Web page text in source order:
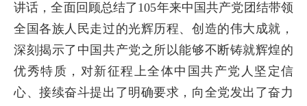
讲话，全面回顾总结了105年来中国共产党团结带领
全国各族人民走过的光辉历程、创造的伟大成就，
深刻揭示了中国共产党之所以能够不断铸就辉煌的
优秀特质，对新征程上全体中国共产党人坚定信
心、接续奋斗提出了明确要求，向全党发出了奋力